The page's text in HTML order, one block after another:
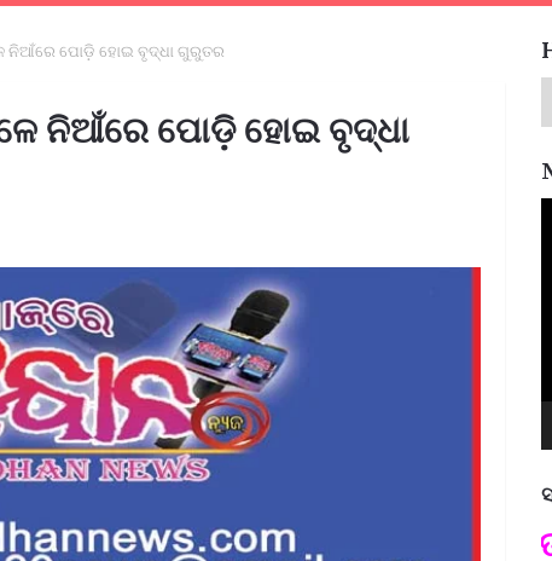
ନିଆଁରେ ପୋଡ଼ି ହୋଇ ବୃଦ୍ଧା ଗୁରୁତର
ନିଆଁରେ ପୋଡ଼ି ହୋଇ ବୃଦ୍ଧା
ପଦ୍ମଶ୍ରୀ ଜୟନ୍ତ ମହାପାତ୍ର